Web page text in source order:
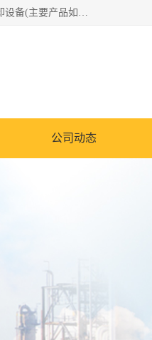
连云港众邦石化设备制造有限公司是一家鹤管厂家主营：鹤管、装车鹤管等，是致力于石油、石化等流体装卸设备(主要产品如鹤管、输油臂、脱缆钩等)的咨询、设计、制造、检测、安装指导、系统调试、维修维护等业务的公司。
公司动态